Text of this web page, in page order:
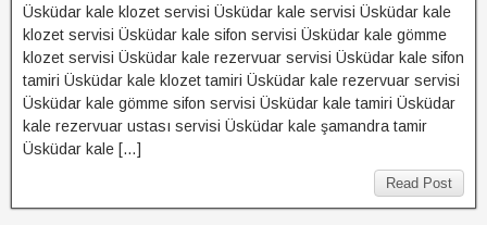
Üsküdar kale klozet servisi Üsküdar kale servisi Üsküdar kale
klozet servisi Üsküdar kale sifon servisi Üsküdar kale gömme
klozet servisi Üsküdar kale rezervuar servisi Üsküdar kale sifon
tamiri Üsküdar kale klozet tamiri Üsküdar kale rezervuar servisi
Üsküdar kale gömme sifon servisi Üsküdar kale tamiri Üsküdar
kale rezervuar ustası servisi Üsküdar kale şamandra tamir
Üsküdar kale […]
Read Post